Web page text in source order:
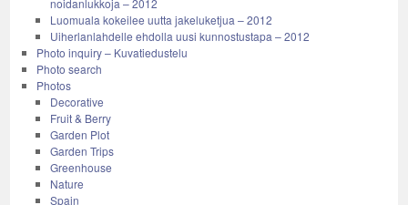
noidanlukkoja – 2012
Luomuala kokeilee uutta jakeluketjua – 2012
Uiherlanlahdelle ehdolla uusi kunnostustapa – 2012
Photo inquiry – Kuvatiedustelu
Photo search
Photos
Decorative
Fruit & Berry
Garden Plot
Garden Trips
Greenhouse
Nature
Spain